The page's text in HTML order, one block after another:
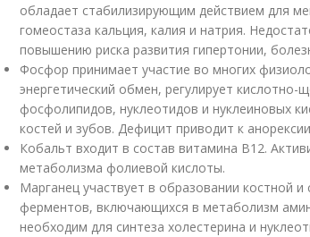
обладает стабилизирующим действием для
гомеостаза кальция, калия и натрия.
повышению риска развития гипертонии,
Фосфор принимает участие во многих
энергетический обмен, регулирует кислотно-
фосфолипидов, нуклеотидов и нуклеиновых
костей и зубов. Дефицит приводит к
Кобальт входит в состав витамина В12.
метаболизма фолиевой кислоты.
Марганец участвует в образовании костной
ферментов, включающихся в метаболизм
необходим для синтеза холестерина и